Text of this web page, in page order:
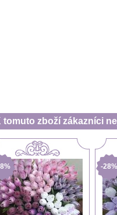
tomuto zboží zákazníci
-28%